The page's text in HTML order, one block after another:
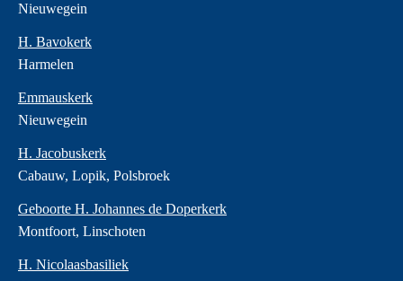
Nieuwegein
H. Bavokerk
Harmelen
Emmauskerk
Nieuwegein
H. Jacobuskerk
Cabauw, Lopik, Polsbroek
Geboorte H. Johannes de Doperkerk
Montfoort, Linschoten
H. Nicolaasbasiliek